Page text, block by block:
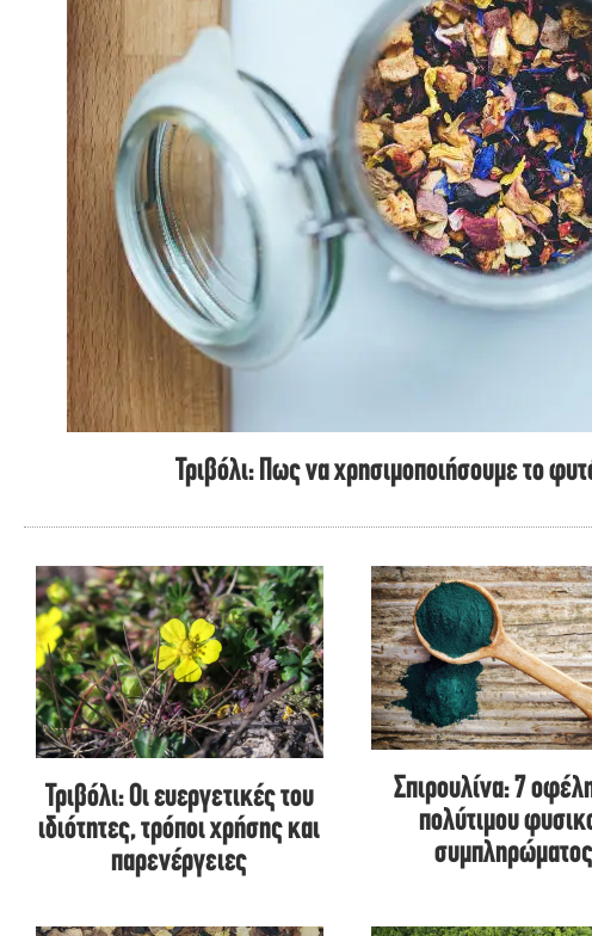
Τριβόλι: Πως να χρησιμοποιήσουμε το
Τριβόλι: Οι ευεργετικές του
ιδιότητες, τρόποι χρήσης και
παρενέργειες
Σπιρουλίνα: 7
πολύτιμου
συμπληρώματος